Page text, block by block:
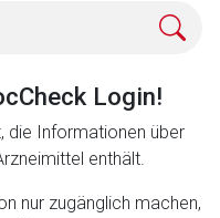
Login!
die Informationen über
enthält.
nur zugänglich machen,